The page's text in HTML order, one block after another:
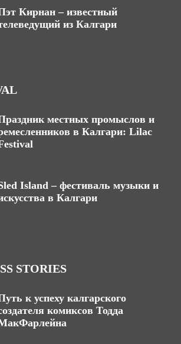
Кирнан – известный
из Калгари
местных промыслов и
в Калгари: Lilac
Island – фестиваль музыки и
в Калгари
STORIES
к успеху калгарского
комиксов Тодда